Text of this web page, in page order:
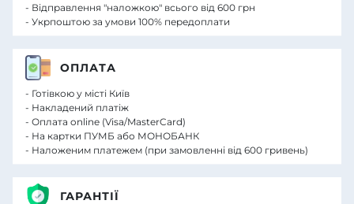
- Відправлення "наложкою" всього від 600 грн
- Укрпоштою за умови 100% передоплати
ОПЛАТА
- Готівкою у місті Київ
- Накладений платіж
- Оплата online (Visa/MasterCard)
- На картки ПУМБ або МОНОБАНК
- Наложеним платежем (при замовленні від 600 гривень)
ГАРАНТІЇ